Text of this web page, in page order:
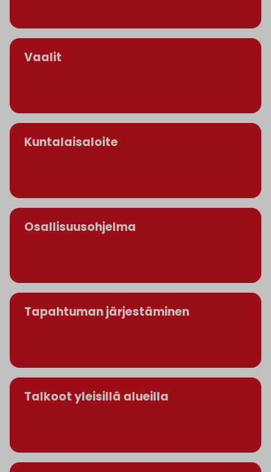
Vaalit
Kuntalaisaloite
Osallisuusohjelma
Tapahtuman järjestäminen
Talkoot yleisillä alueilla